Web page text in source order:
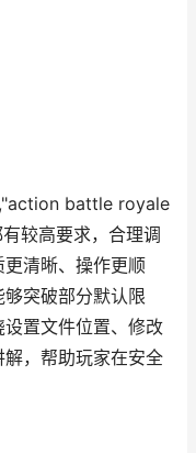
battle royale
较高要求，合理调
清晰、操作更顺
突破部分默认限
置文件位置、修改
，帮助玩家在安全